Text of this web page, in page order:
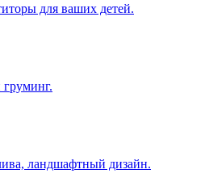
для ваших детей.
ландшафтный дизайн.